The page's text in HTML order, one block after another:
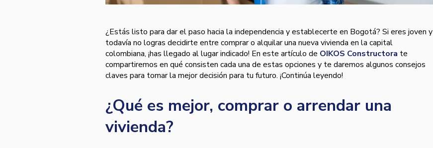
¿Estás listo para dar el paso hacia la independencia y establecerte en Bogotá? Si eres joven y
todavía no logras decidirte entre comprar o alquilar una nueva vivienda en la capital
colombiana, ¡has llegado al lugar indicado! En este artículo de OIKOS Constructora te
compartiremos en qué consisten cada una de estas opciones y te daremos algunos consejos
claves para tomar la mejor decisión para tu futuro. ¡Continúa leyendo!
¿Qué es mejor, comprar o arrendar una
vivienda?